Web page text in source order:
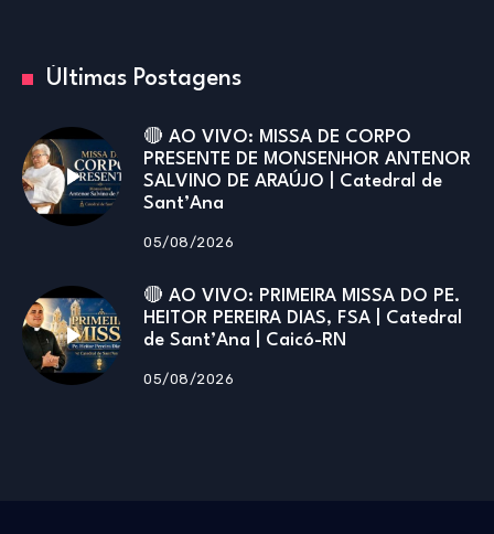
Últimas Postagens
🔴 AO VIVO: MISSA DE CORPO
PRESENTE DE MONSENHOR ANTENOR
SALVINO DE ARAÚJO | Catedral de
Sant’Ana
05/08/2026
🔴 AO VIVO: PRIMEIRA MISSA DO PE.
HEITOR PEREIRA DIAS, FSA | Catedral
de Sant’Ana | Caicó-RN
05/08/2026